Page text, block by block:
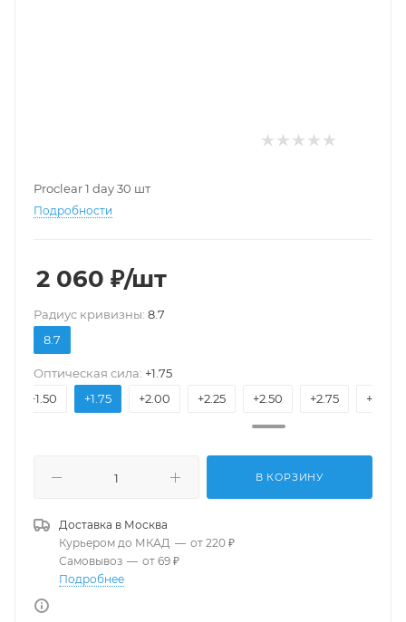
Proclear 1 day 30 шт
Подробности
2 060 ₽/шт
Pадиус кривизны: 8.7
8.7
Оптическая сила: +1.75
+1.50 +1.75 +2.00 +2.25 +2.50 +2.75 +3.00
В КОРЗИНУ
Доставка в Москва
Курьером до МКАД — от 220 ₽
Самовывоз — от 69 ₽
Подробнее